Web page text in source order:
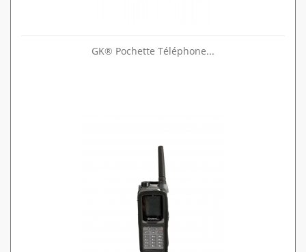
GK® Pochette Téléphone...